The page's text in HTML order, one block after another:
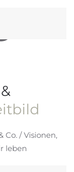
Co. / Visionen,
leben